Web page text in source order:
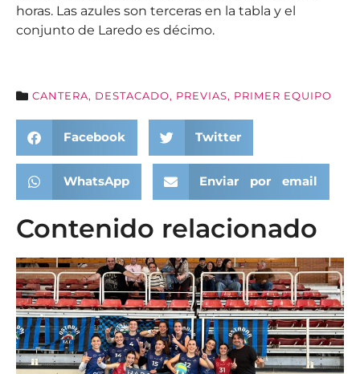
horas. Las azules son terceras en la tabla y el
conjunto de Laredo es décimo.
CANTERA, DESTACADO, PREVIAS, PRIMER EQUIPO
Facebook Twitter
WhatsApp Enviar por email
Contenido relacionado